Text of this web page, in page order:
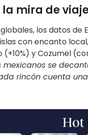
mira de
los datos
con encanto
(+10%) y Cozumel
se
rincón cuenta